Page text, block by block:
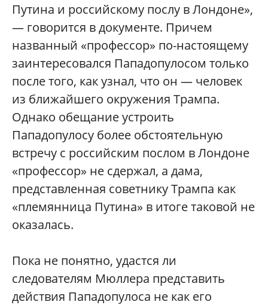
Путина и российскому послу в Лондоне»,
— говорится в документе. Причем
названный «профессор» по-настоящему
заинтересовался Пападопулосом только
после того, как узнал, что он — человек
из ближайшего окружения Трампа.
Однако обещание устроить
Пападопулосу более обстоятельную
встречу с российским послом в Лондоне
«профессор» не сдержал, а дама,
представленная советнику Трампа как
«племянница Путина» в итоге таковой не
оказалась.
Пока не понятно, удастся ли
следователям Мюллера представить
действия Пападопулоса не как его